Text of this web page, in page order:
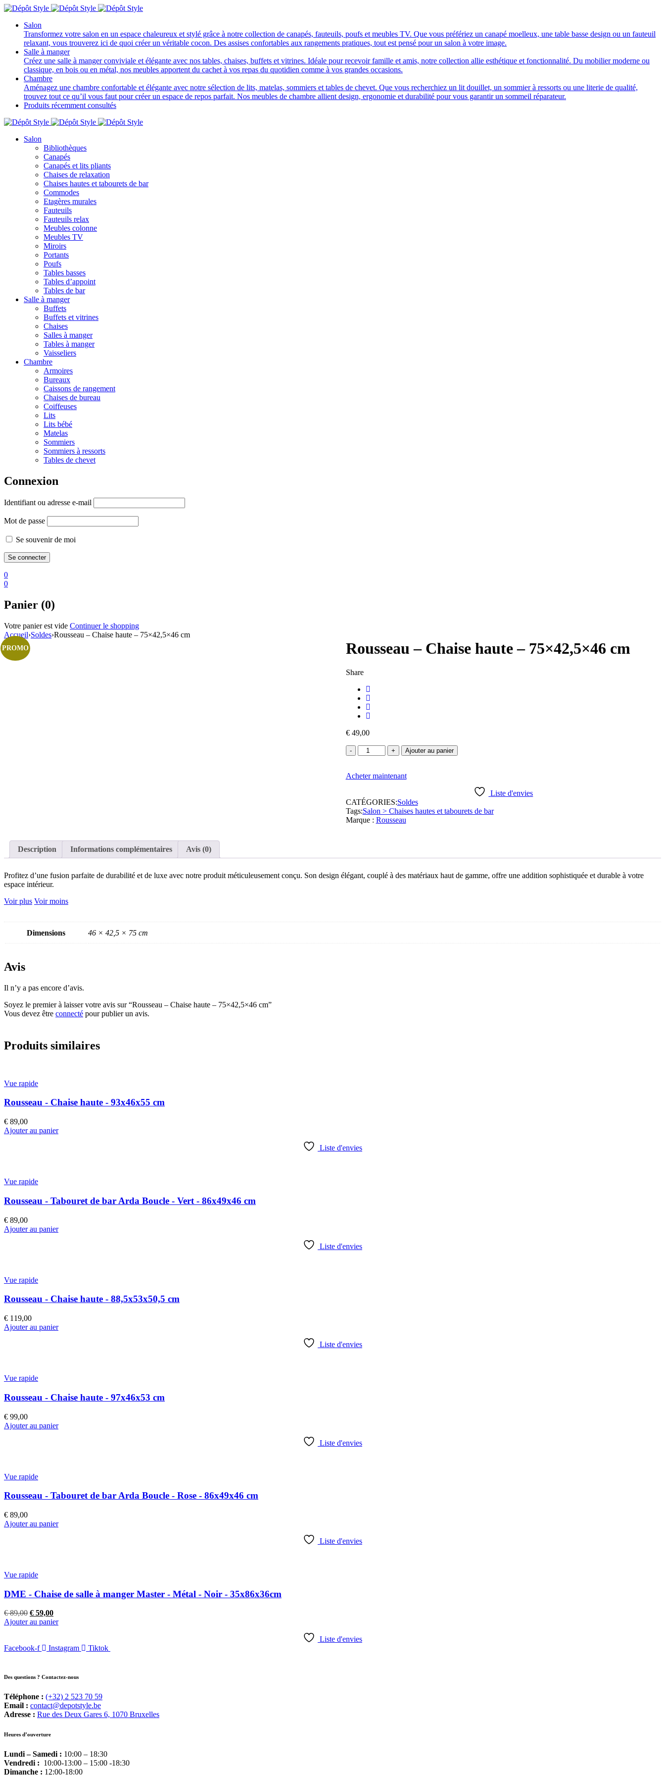
Salon
Transformez votre salon en un espace chaleureux et stylé grâce à notre collection de canapés, fauteuils, poufs et meubles TV. Que vous préfériez un canapé moelleux, une table basse design ou un fauteuil
relaxant, vous trouverez ici de quoi créer un véritable cocon. Des assises confortables aux rangements pratiques, tout est pensé pour un salon à votre image.
Salle à manger
Créez une salle à manger conviviale et élégante avec nos tables, chaises, buffets et vitrines. Idéale pour recevoir famille et amis, notre collection allie esthétique et fonctionnalité. Du mobilier moderne ou
classique, en bois ou en métal, nos meubles apportent du cachet à vos repas du quotidien comme à vos grandes occasions.
Chambre
Aménagez une chambre confortable et élégante avec notre sélection de lits, matelas, sommiers et tables de chevet. Que vous recherchiez un lit douillet, un sommier à ressorts ou une literie de qualité,
trouvez tout ce qu’il vous faut pour créer un espace de repos parfait. Nos meubles de chambre allient design, ergonomie et durabilité pour vous garantir un sommeil réparateur.
Produits récemment consultés
Salon
Bibliothèques
Canapés
Canapés et lits pliants
Chaises de relaxation
Chaises hautes et tabourets de bar
Commodes
Etagères murales
Fauteuils
Fauteuils relax
Meubles colonne
Meubles TV
Miroirs
Portants
Poufs
Tables basses
Tables d’appoint
Tables de bar
Salle à manger
Buffets
Buffets et vitrines
Chaises
Salles à manger
Tables à manger
Vaisseliers
Chambre
Armoires
Bureaux
Caissons de rangement
Chaises de bureau
Coiffeuses
Lits
Lits bébé
Matelas
Sommiers
Sommiers à ressorts
Tables de chevet
Connexion
Identifiant ou adresse e-mail
Mot de passe
Se souvenir de moi
0
0
Panier (0)
Votre panier est vide Continuer le shopping
Accueil›Soldes›Rousseau – Chaise haute – 75×42,5×46 cm
Rousseau – Chaise haute – 75×42,5×46 cm
Share
€49,00
quantité
de
-
-
75x42,5x46
cm
Ajouter au panier
Acheter maintenant
Liste d'envies
CATÉGORIES:Soldes
Tags:Salon > Chaises hautes et tabourets de bar
Marque : Rousseau
Description Informations complémentaires Avis (0)
Profitez d’une fusion parfaite de durabilité et de luxe avec notre produit méticuleusement conçu. Son design élégant, couplé à des matériaux haut de gamme, offre une addition sophistiquée et durable à votre
espace intérieur.
Voir plus Voir moins
Dimensions 46 × 42,5 × 75 cm
Avis
Il n’y a pas encore d’avis.
Soyez le premier à laisser votre avis sur “Rousseau – Chaise haute – 75×42,5×46 cm”
Vous devez être connecté pour publier un avis.
Produits similaires
Vue rapide
Rousseau - Chaise haute - 93x46x55 cm
€ 89,00
Ajouter au panier
Liste d'envies
Vue rapide
Rousseau - Tabouret de bar Arda Boucle - Vert - 86x49x46 cm
€ 89,00
Ajouter au panier
Liste d'envies
Vue rapide
Rousseau - Chaise haute - 88,5x53x50,5 cm
€ 119,00
Ajouter au panier
Liste d'envies
Vue rapide
Rousseau - Chaise haute - 97x46x53 cm
€ 99,00
Ajouter au panier
Liste d'envies
Vue rapide
Rousseau - Tabouret de bar Arda Boucle - Rose - 86x49x46 cm
€ 89,00
Ajouter au panier
Liste d'envies
PROMO
Vue rapide
DME - Chaise de salle à manger Master - Métal - Noir - 35x86x36cm
€89,00 Le
prix
€ 89,00.
€ 59,00Le
prix
€ 59,00.
Ajouter au panier
Liste d'envies
Facebook-f
Instagram Tiktok
Des questions ? Contactez-nous
Téléphone : (+32) 2 523 70 59
Email : contact@depotstyle.be
Adresse : Rue des Deux Gares 6, 1070 Bruxelles
Heures d’ouverture
Lundi – Samedi : 10:00 – 18:30
Vendredi : 10:00-13:00 – 15:00 -18:30
Dimanche : 12:00-18:00